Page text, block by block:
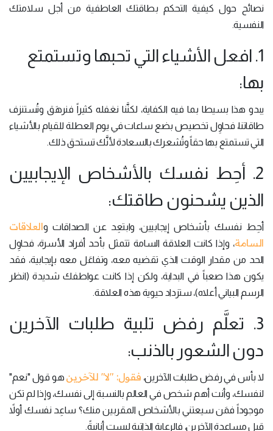
نصائح حول كيفية التحكم بطاقتك العاطفية من أجل سلامتك
النفسية.
1. افعل الأشياء التي تحبها وتستمتع
بها:
يبدو هذا بسيطا بما فيه الكفاية، لكنَّنا نغفله كثيراً فنرهَق وتُستنزف
طاقاتنا، فحاوِل تخصيص بضع ساعات في يوم العطلة للقيام بالأشياء
التي تستمتع بها حقاً وتُشعرك بالسعادة لأنَّك تستحق ذلك.
2. أحِط نفسك بالأشخاص الإيجابيين
الذين يشحنون طاقتك:
أحِط نفسك بأشخاص إيجابيين، وابتعِد عن الصداقات والعلاقات
السامة، وإذا كانت العلاقة السامة تتمثل بأحد أفراد الأسرة، فحاوِل
الحد من مقدار الوقت الذي تقضيه معه، وتفاعَل معه بإيجابية، فقد
يكون هذا صعباً في البداية، ولكن إذا كانت عواطفك شديدة (انظر
الرسم البياني أعلاه)، ستزداد حيوية هذه العلاقة.
3. تعلَّم رفض تلبية طلبات الآخرين
دون الشعور بالذنب:
لا بأس في رفض طلبات الآخرين، فقول: "لا" للآخرين هو قول "نعم"
لنفسك، وأنت أهم شخص في العالم بالنسبة إلى نفسك، وإذا لم تكن
موجوداً فمَن سيعتني بالأشخاص المقربين منك؟ ساعِد نفسك أولاً
قبل مساعدة الآخرين، فالرعاية الذاتية ليست أنانيةً.